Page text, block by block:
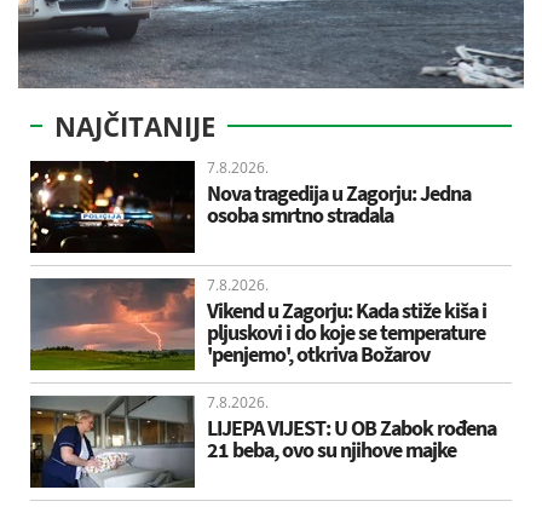
NAJČITANIJE
7.8.2026.
Nova tragedija u Zagorju: Jedna
osoba smrtno stradala
7.8.2026.
Vikend u Zagorju: Kada stiže kiša i
pljuskovi i do koje se temperature
'penjemo', otkriva Božarov
7.8.2026.
LIJEPA VIJEST: U OB Zabok rođena
21 beba, ovo su njihove majke